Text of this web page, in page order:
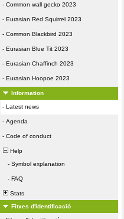
- Common wall gecko 2023
- Eurasian Red Squirrel 2023
- Common Blackbird 2023
- Eurasian Blue Tit 2023
- Eurasian Chaffinch 2023
- Eurasian Hoopoe 2023
Information
- Latest news
- Agenda
- Code of conduct
Help
- Symbol explanation
- FAQ
Stats
Fitxes d'identificació